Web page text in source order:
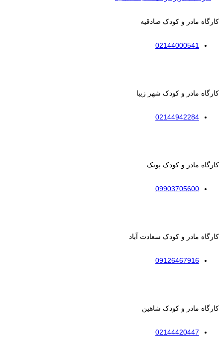
کارگاه مادر و کودک صادقیه
02144000541
کارگاه مادر و کودک شهر زیبا
02144942284
کارگاه مادر و کودک پونک
09903705600
کارگاه مادر و کودک سعادت آباد
09126467916
کارگاه مادر و کودک شاهین
02144420447